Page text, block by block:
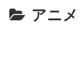
アニメ